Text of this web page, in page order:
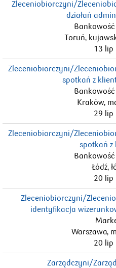
Zleceniobiorczyni/
działań
Toruń,
13 lip
Zleceniobiorczyni/
spotkań z
Kraków,
29 lip
Zleceniobiorczyni/
spotkań z
Łódź,
20 lip
Zleceniobiorczyni/
identyfikacja
Warszawa,
20 lip
Zarządczyni/